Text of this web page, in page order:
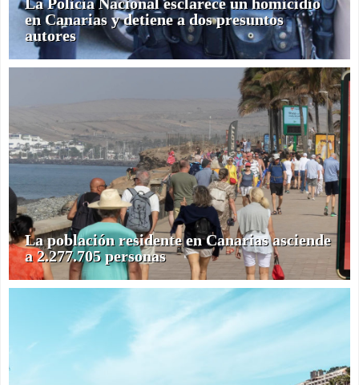
en Canarias y detiene a dos presuntos
autores
La población residente en Canarias asciende
a 2.277.705 personas